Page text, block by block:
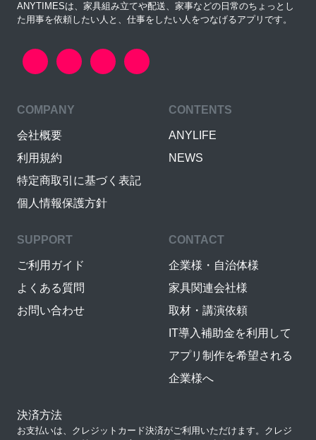
ANYTIMESは、家具組み立てや配送、家事などの日常のちょっとし
た用事を依頼したい人と、仕事をしたい人をつなげるアプリです。
COMPANY
会社概要
利用規約
特定商取引に基づく表記
個人情報保護方針
CONTENTS
ANYLIFE
NEWS
SUPPORT
ご利用ガイド
よくある質問
お問い合わせ
CONTACT
企業様・自治体様
家具関連会社様
取材・講演依頼
IT導入補助金を利用して
アプリ制作を希望される
企業様へ
決済方法
お支払いは、クレジットカード決済がご利用いただけます。クレジ